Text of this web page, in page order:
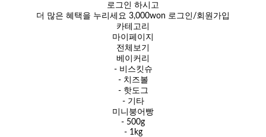
로그인 하시고
더 많은 혜택을 누리세요 3,000won 로그인/회원가입
카테고리
마이페이지
전체보기
베이커리
- 비스킷슈
- 치즈볼
- 핫도그
- 기타
미니붕어빵
- 500g
- 1kg